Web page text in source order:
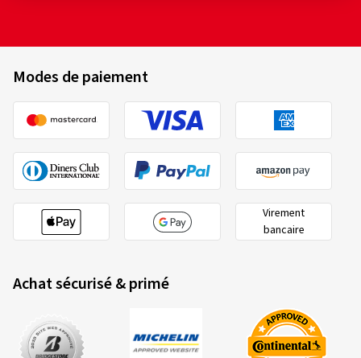
Modes de paiement
Virement
bancaire
Achat sécurisé & primé